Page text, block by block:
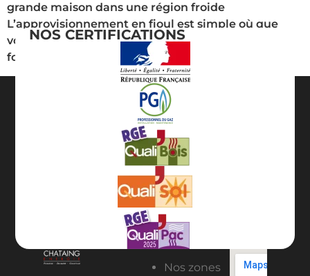
grande maison dans une région froide
L’approvisionnement en fioul est simple où que
vous soyez en France, et il est facile de changer de
fournisseur (il n’y a pas de […]
NOS CERTIFICATIONS
Nos zones